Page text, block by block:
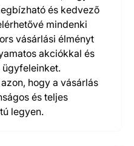
és kedvező
mindenki
vásárlási élményt
akciókkal és
hogy a vásárlás
és teljes
legyen.